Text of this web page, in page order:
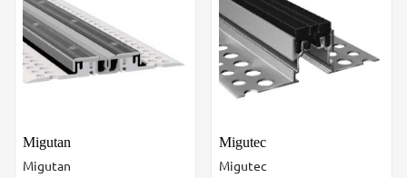
Migutan
Migutan
Migutec
Migutec